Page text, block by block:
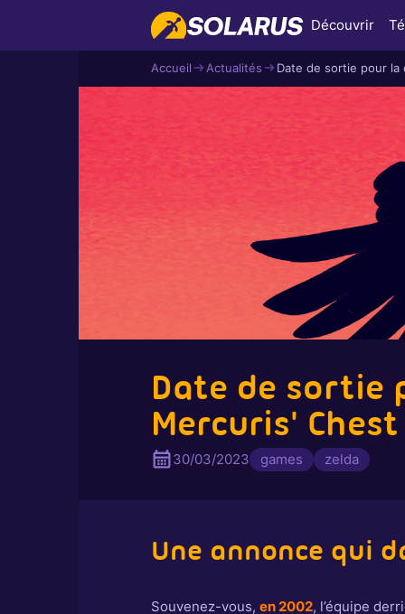
Découvrir
Accueil Actualités Date de sortie pour
Date de sortie
Mercuris' Chest
30/03/2023 games zelda
Une annonce qui
Souvenez-vous, en 2002, l’équipe